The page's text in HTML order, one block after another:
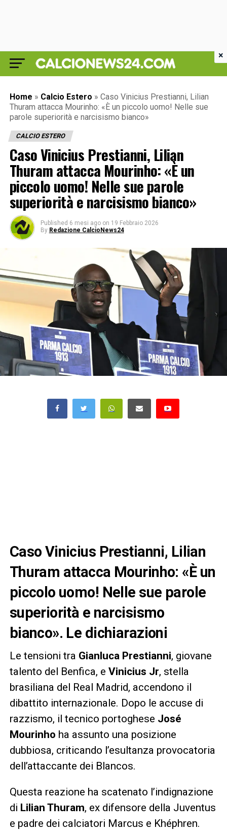
Home » Calcio Estero » Caso Vinicius Prestianni, Lilian
Thuram attacca Mourinho: «È un piccolo uomo! Nelle sue
parole superiorità e narcisismo bianco»
CALCIO ESTERO
Caso Vinicius Prestianni, Lilian
Thuram attacca Mourinho: «È un
piccolo uomo! Nelle sue parole
superiorità e narcisismo bianco»
Published 6 mesi ago on 19 Febbraio 2026
By Redazione CalcioNews24
Caso Vinicius Prestianni, Lilian
Thuram attacca Mourinho: «È un
piccolo uomo! Nelle sue parole
superiorità e narcisismo
bianco». Le dichiarazioni
Le tensioni tra Gianluca Prestianni, giovane
talento del Benfica, e Vinicius Jr, stella
brasiliana del Real Madrid, accendono il
dibattito internazionale. Dopo le accuse di
razzismo, il tecnico portoghese José
Mourinho ha assunto una posizione
dubbiosa, criticando l’esultanza provocatoria
dell’attaccante dei Blancos.
Questa reazione ha scatenato l’indignazione
di Lilian Thuram, ex difensore della Juventus
e padre dei calciatori Marcus e Khéphren.
×